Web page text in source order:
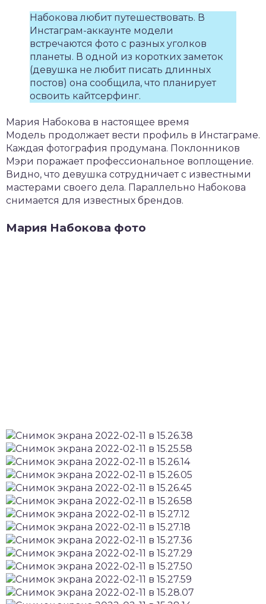
Набокова любит путешествовать. В
Инстаграм-аккаунте модели
встречаются фото с разных уголков
планеты. В одной из коротких заметок
(девушка не любит писать длинных
постов) она сообщила, что планирует
освоить кайтсерфинг.
Мария Набокова в настоящее время
Модель продолжает вести профиль в Инстаграме.
Каждая фотография продумана. Поклонников
Мэри поражает профессиональное воплощение.
Видно, что девушка сотрудничает с известными
мастерами своего дела. Параллельно Набокова
снимается для известных брендов.
Мария Набокова фото